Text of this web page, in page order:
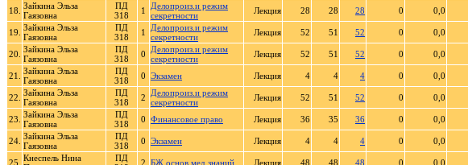
18. Зайкина Эльза
Гаязовна
ПД
318
1
Делопроиз.и режим
секретности
Лекция 28 28 28 0 0,0
19. Зайкина Эльза
Гаязовна
ПД
318
1
Делопроиз.и режим
секретности
Лекция 52 51 52 0 0,0
20. Зайкина Эльза
Гаязовна
ПД
318
0
Делопроиз.и режим
секретности
Лекция 52 51 52 0 0,0
21.
Зайкина Эльза
Гаязовна
ПД
318
0 Экзамен Лекция 4 4 4 0 0,0
22. Зайкина Эльза
Гаязовна
ПД
318
2
Делопроиз.и режим
секретности
Лекция 52 51 52 0 0,0
23. Зайкина Эльза
Гаязовна
ПД
318
0 Финансовое право Лекция 36 35 36 0 0,0
24. Зайкина Эльза
Гаязовна
ПД
318
0 Экзамен Лекция 4 4 4 0 0,0
25. Кнеспель Нина
ПД
2 БЖ основ.мед.знаний Лекция 48 48 48 0 0,0